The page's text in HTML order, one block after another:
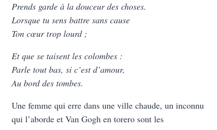
Prends garde à la douceur des choses.
Lorsque tu sens battre sans cause
Ton cœur trop lourd ;
Et que se taisent les colombes :
Parle tout bas, si c’est d’amour,
Au bord des tombes.
Une femme qui erre dans une ville chaude, un inconnu
qui l’aborde et Van Gogh en torero sont les